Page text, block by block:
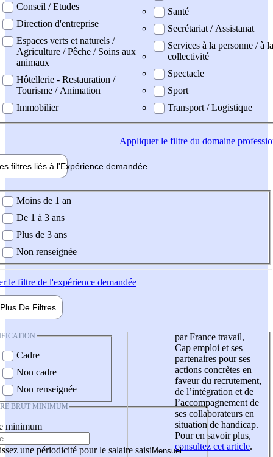
Conseil / Etudes
Direction d'entreprise
Espaces verts et naturels /
Agriculture / Pêche / Soins aux
animaux
Hôtellerie - Restauration /
Tourisme / Animation
Immobilier
Santé
Secrétariat / Assistanat
Services à la personne / à la
collectivité
Spectacle
Sport
Transport / Logistique
Appliquerle filtre du domaine
filtres liés à l'Expérience demandée
demandée
Moins de 1 an
De 1 à 3 ans
Plus de 3 ans
Non renseignée
le filtre de l'expérience demandée
Plus De Filtres
Cadre
Non cadre
Non renseignée
BRUT MINIMUM
minimum
une périodicité pour le salaire saisi
par France travail,
Cap emploi et ses
partenaires pour ses
actions concrètes en
faveur du recrutement,
de l’intégration et de
l’accompagnement de
ses collaborateurs en
situation de handicap.
Pour en savoir plus,
consultez cet article.